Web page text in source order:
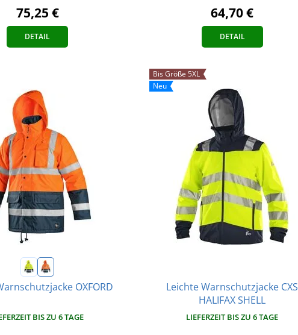
75,25 €
DETAIL
64,70 €
DETAIL
OXFORD
BIS ZU 6 TAGE
Bis Größe 5XL
Neu
Leichte Warnschutzjacke CXS
HALIFAX SHELL
LIEFERZEIT BIS ZU 6 TAGE